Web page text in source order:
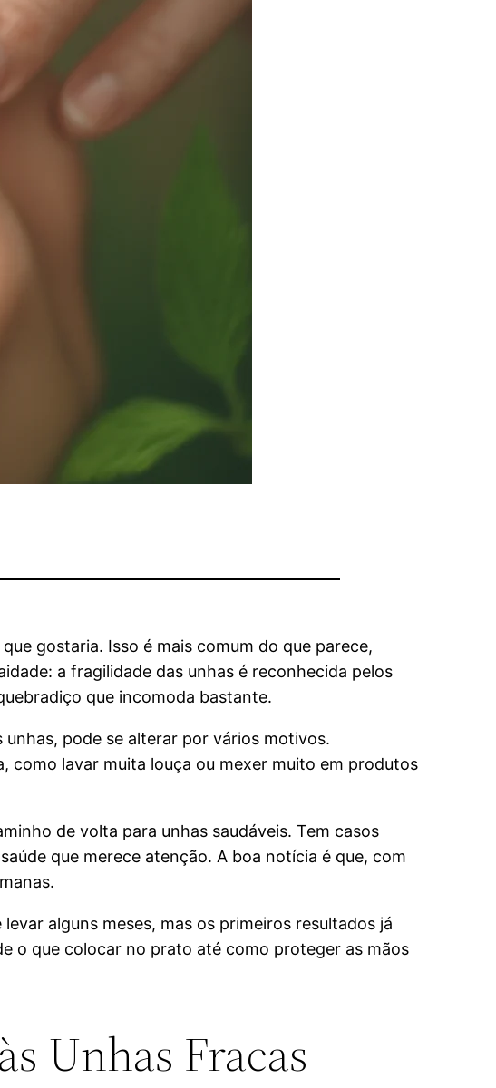
gostaria. Isso é mais comum do que parece,
a fragilidade das unhas é reconhecida pelos
que incomoda bastante.
pode se alterar por vários motivos.
como lavar muita louça ou mexer muito em produtos
de volta para unhas saudáveis. Tem casos
que merece atenção. A boa notícia é que, com
alguns meses, mas os primeiros resultados já
o que colocar no prato até como proteger as mãos
Unhas Fracas